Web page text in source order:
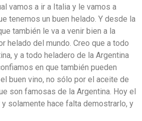
vamos a ir a Italia y le vamos a
tenemos un buen helado. Y desde la
también le va a venir bien a la
helado del mundo. Creo que a todo
y a todo heladero de la Argentina
en que también pueden
buen vino, no sólo por el aceite de
son famosas de la Argentina. Hoy el
solamente hace falta demostrarlo, y